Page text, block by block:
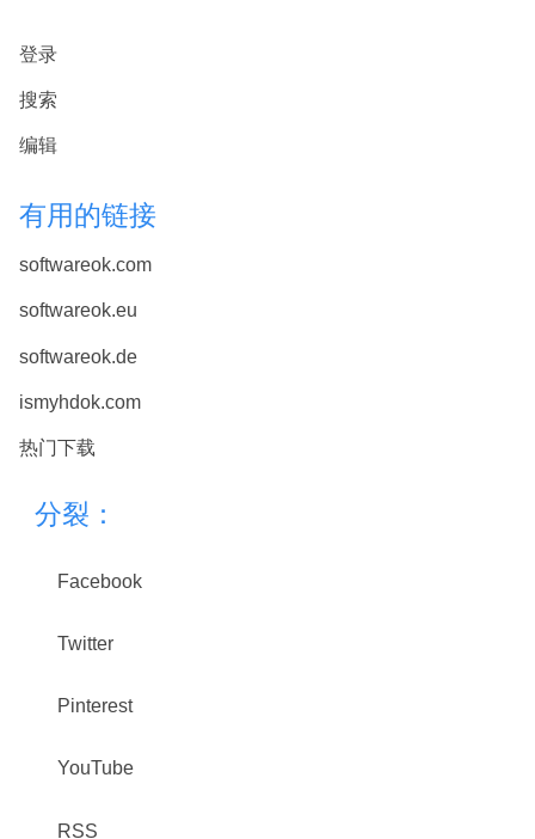
登录
搜索
编辑
有用的链接
softwareok.com
softwareok.eu
softwareok.de
ismyhdok.com
热门下载
分裂：
Facebook
Twitter
Pinterest
YouTube
RSS